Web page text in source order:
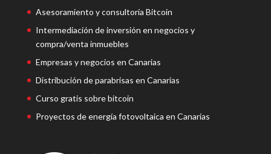
Asesoramiento y consultoría Bitcoin
Intermediación de inversión en negocios y
compra/venta inmuebles
Empresas y negocios en Canarias
Distribución de parabrisas en Canarias
Curso gratis sobre bitcoin
Proyectos de energía fotovoltaica en Canarias